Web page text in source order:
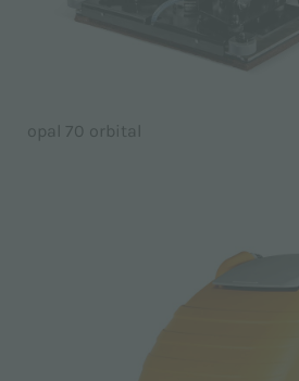
opal 70 orbital